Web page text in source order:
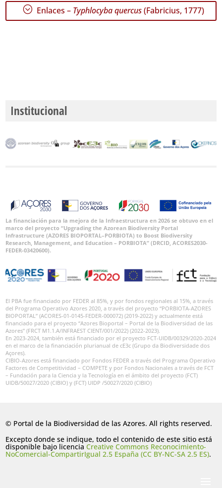
; Enlaces – Typhlocyba quercus(Fabricius, 1777)
Institucional
La financiación para la mejora de la Infraestructura en 2026 se obtuvo en el
marco del proyecto “Upgrading the Azorean Biodiversity Portal
Infrastructure (AZORES BIOPORTAL–PORBIOTA) to Boost Biodiversity
Research, Management, and Education – PORBIOTA” (DRCID, ACORES2030-
FEDER-03420600).
El PBA fue financiado por FEDER al 85%, y por fondos regionales al 15%, a través
del Programa Operativo Azores 2020, a través del proyecto “PORBIOTA-AZORES
BIOPORTAL” (ACORES-01-0145-FEDER-000072) (2019-2022) y actualmente está
financiado para el proyecto “Azores Bioportal – Portal de la Biodiversidad de las
Azores” (FRCT M1.1.A/INFRAEST CIENT/001/2022) (2022-2023).
En 2023-2024, también está financiado por el proyecto FCT-UIDB/00329/2020-2024
en el marco de la financiación plurianual de cE3c (Grupo da Biodiversidade dos
Açores).
CIBIO-Azores está financiado por Fondos FEDER a través del Programa Operativo
Factores de Competitividad – COMPETE y por Fondos Nacionales a través de FCT
– Fundación para la Ciencia y la Tecnología en el ámbito del proyecto (FCT)
UIDB/50027/2020 (CIBIO) y (FCT) UIDP /50027/2020 (CIBIO)
© Portal de la Biodiversidad de las Azores. All rights reserved.
Excepto donde se indique, todo el contenido de este sitio está
disponible bajo licenciaCreative Commons Reconocimiento-
NoComercial-CompartirIgual 2.5 España (CC BY-NC-SA 2.5 ES).